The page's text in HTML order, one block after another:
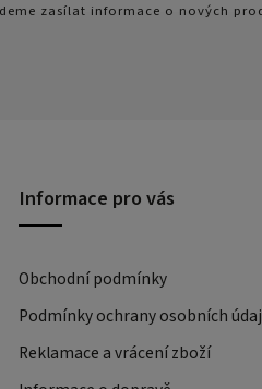
zasílat informace o nových
Informace pro vás
Obchodní podmínky
Podmínky ochrany osobních
Reklamace a vrácení zboží